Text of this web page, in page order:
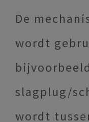
De
wordt
slagplug/
wordt